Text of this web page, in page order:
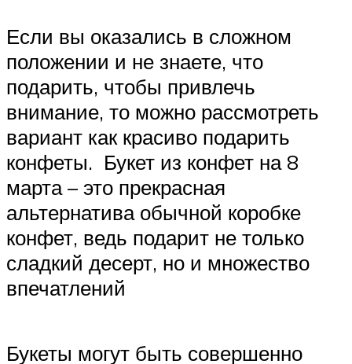
Если вы оказались в сложном
положении и не знаете, что
подарить, чтобы привлечь
внимание, то можно рассмотреть
вариант как красиво подарить
конфеты. Букет из конфет на 8
марта – это прекрасная
альтернатива обычной коробке
конфет, ведь подарит не только
сладкий десерт, но и множество
впечатлений
Букеты могут быть совершенно